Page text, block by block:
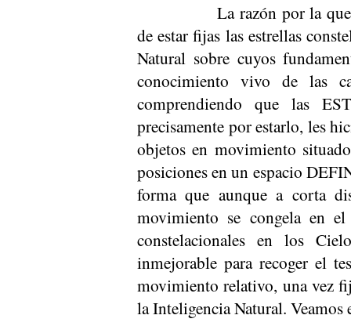
La razón por la
de estar fijas las estrellas
Natural sobre cuyos
conocimiento vivo de las
comprendiendo que las
precisamente por estarlo, les
objetos en movimiento
posiciones en un espacio
forma que aunque a corta
movimiento se congela en
constelacionales en los
inmejorable para recoger el
movimiento relativo, una vez
la Inteligencia Natural. Veamos